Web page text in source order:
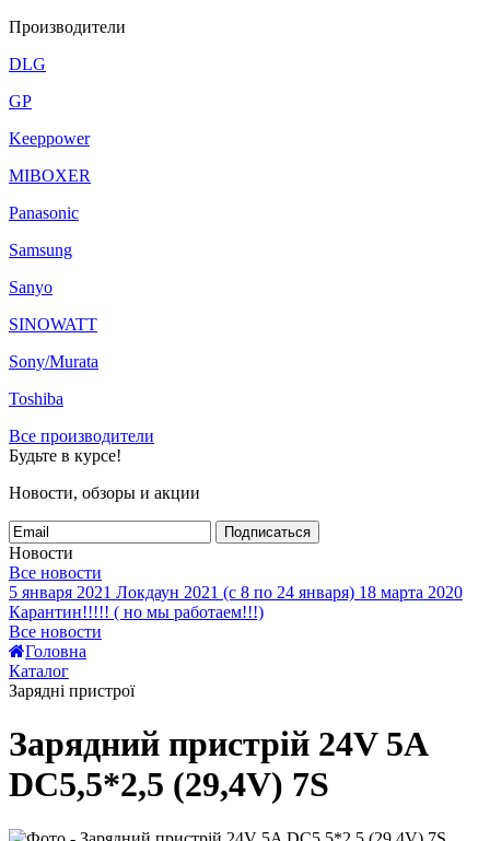
Производители
DLG
GP
Keeppower
MIBOXER
Panasonic
Samsung
Sanyo
SINOWATT
Sony/Murata
Toshiba
Все производители
Будьте в курсе!
Новости, обзоры и акции
Подписаться
Новости
Все новости
5 января 2021 Локдаун 2021 (с 8 по 24 января) 18 марта 2020
Карантин!!!!! ( но мы работаем!!!)
Все новости
Головна
Каталог
Зарядні пристрої
Зарядний пристрій 24V 5A
DC5,5*2,5 (29,4V) 7S